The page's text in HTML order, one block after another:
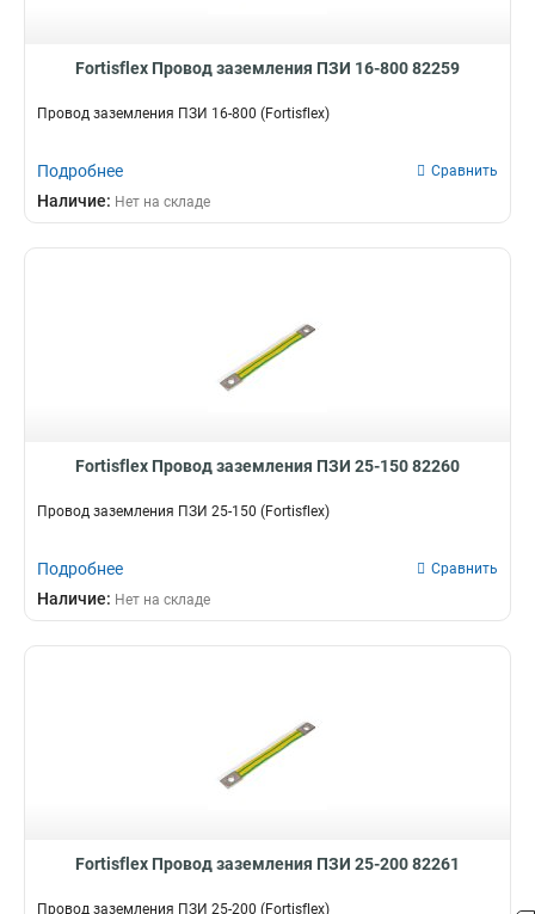
Fortisflex Провод заземления ПЗИ 16-800 82259
Провод заземления ПЗИ 16-800 (Fortisflex)
Подробнее Сравнить
Наличие: Нет на складе
Fortisflex Провод заземления ПЗИ 25-150 82260
Провод заземления ПЗИ 25-150 (Fortisflex)
Подробнее Сравнить
Наличие: Нет на складе
Fortisflex Провод заземления ПЗИ 25-200 82261
Провод заземления ПЗИ 25-200 (Fortisflex)